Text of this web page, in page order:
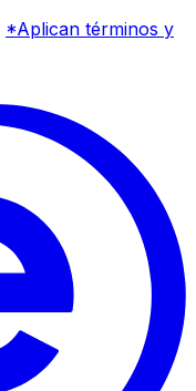
*Aplican términos y